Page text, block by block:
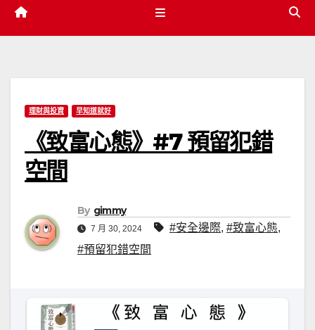
理財與投資 早知道就好
《致富心態》#7 預留犯錯
空間
By gimmy
7 月 30, 2024 #安全邊際, #致富心態,
#預留犯錯空間